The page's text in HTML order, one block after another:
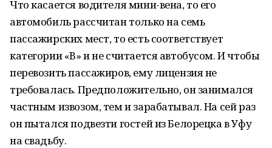
Что касается водителя мини-вена, то его
автомобиль рассчитан только на семь
пассажирских мест, то есть соответствует
категории «В» и не считается автобусом. И чтобы
перевозить пассажиров, ему лицензия не
требовалась. Предположительно, он занимался
частным извозом, тем и зарабатывал. На сей раз
он пытался подвезти гостей из Белорецка в Уфу
на свадьбу.